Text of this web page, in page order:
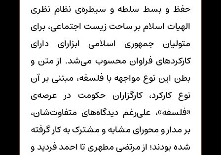
حفظ و بسط سلطه و سیطره‌ی نظام نظری
الهیات اسلام بر ساحت زیست اجتماعی، برای
متولیان جمهوری اسلامی ابزارای دارای
کارکردهای فراوان محسوب می‌شد. از متن و
بطن این نوع مواجهه با فلسفه، مبتنی بر آن
نوع کارکرد، کارگزاران حکومت در عرصه‌ی
«فلسفه»، علی‌رغم دیدگاه‌های متفاوت‌شان،
بر مدار و محورای مشابه و مشترک به کار گرفته
شده بودند؛ از مرتضی مطهری تا احمد فردید و